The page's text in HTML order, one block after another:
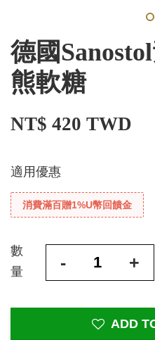
德國
熊軟糖
NT$ 420 TWD
適用優惠
消費滿百贈1%U幣回饋金
數
量
- +
ADD